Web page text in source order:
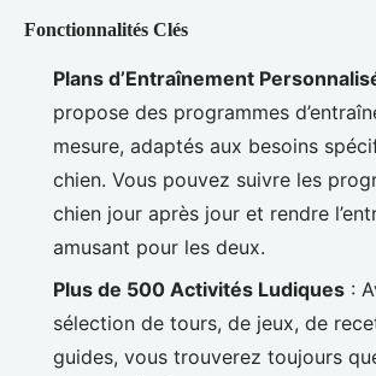
Fonctionnalités Clés
Plans d’Entraînement
propose des programmes
mesure, adaptés aux besoins
chien. Vous pouvez suivre les
chien jour après jour et rendre
amusant pour les deux.
Plus de 500 Activités Ludiques :
sélection de tours, de jeux, de
guides, vous trouverez toujours